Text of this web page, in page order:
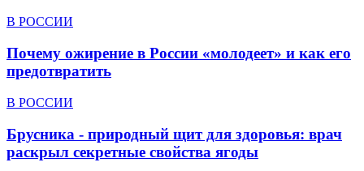
В РОССИИ
Почему ожирение в России «молодеет» и как его
предотвратить
В РОССИИ
Брусника - природный щит для здоровья: врач
раскрыл секретные свойства ягоды